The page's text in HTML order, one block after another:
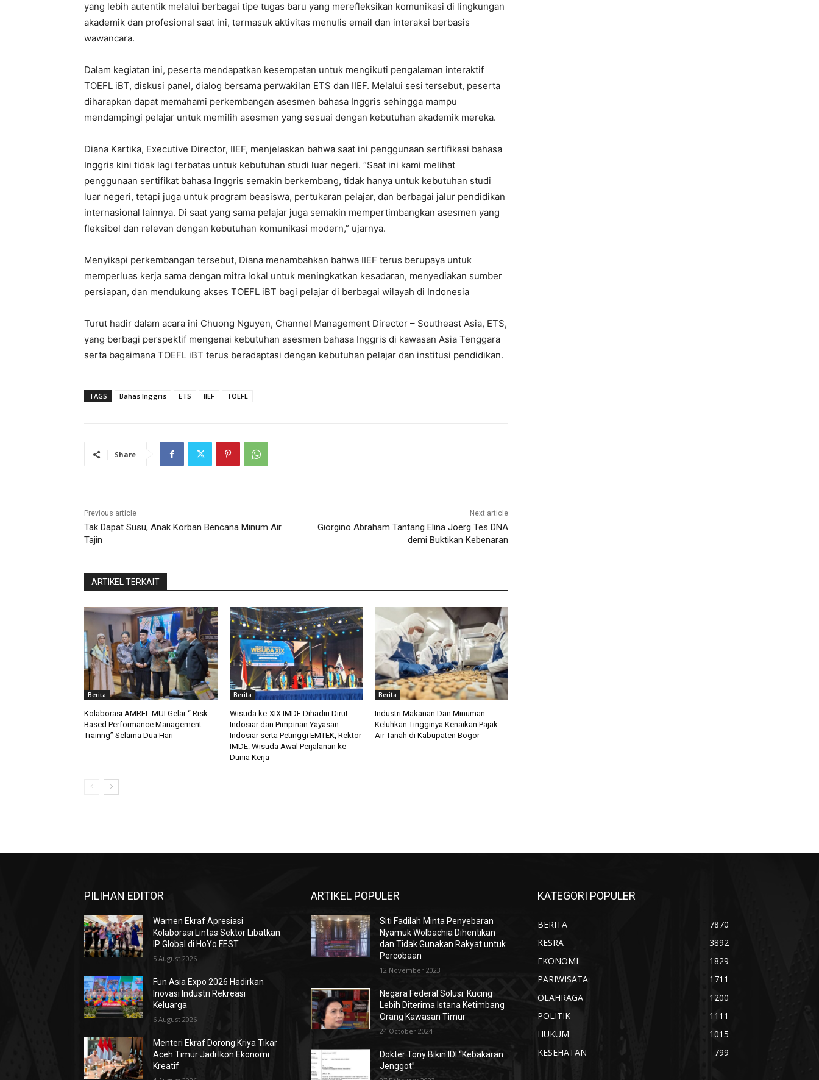
yang lebih autentik melalui berbagai tipe tugas baru yang merefleksikan komunikasi di lingkungan
akademik dan profesional saat ini, termasuk aktivitas menulis email dan interaksi berbasis
wawancara.
Dalam kegiatan ini, peserta mendapatkan kesempatan untuk mengikuti pengalaman interaktif
TOEFL iBT, diskusi panel, dialog bersama perwakilan ETS dan IIEF. Melalui sesi tersebut, peserta
diharapkan dapat memahami perkembangan asesmen bahasa Inggris sehingga mampu
mendampingi pelajar untuk memilih asesmen yang sesuai dengan kebutuhan akademik mereka.
Diana Kartika, Executive Director, IIEF, menjelaskan bahwa saat ini penggunaan sertifikasi bahasa
Inggris kini tidak lagi terbatas untuk kebutuhan studi luar negeri. “Saat ini kami melihat
penggunaan sertifikat bahasa Inggris semakin berkembang, tidak hanya untuk kebutuhan studi
luar negeri, tetapi juga untuk program beasiswa, pertukaran pelajar, dan berbagai jalur pendidikan
internasional lainnya. Di saat yang sama pelajar juga semakin mempertimbangkan asesmen yang
fleksibel dan relevan dengan kebutuhan komunikasi modern,” ujarnya.
Menyikapi perkembangan tersebut, Diana menambahkan bahwa IIEF terus berupaya untuk
memperluas kerja sama dengan mitra lokal untuk meningkatkan kesadaran, menyediakan sumber
persiapan, dan mendukung akses TOEFL iBT bagi pelajar di berbagai wilayah di Indonesia
Turut hadir dalam acara ini Chuong Nguyen, Channel Management Director – Southeast Asia, ETS,
yang berbagi perspektif mengenai kebutuhan asesmen bahasa Inggris di kawasan Asia Tenggara
serta bagaimana TOEFL iBT terus beradaptasi dengan kebutuhan pelajar dan institusi pendidikan.
TAGS Bahas Inggris ETS IIEF TOEFL
Share
Previous article
Tak Dapat Susu, Anak Korban Bencana Minum Air
Tajin
Next article
Giorgino Abraham Tantang Elina Joerg Tes DNA
demi Buktikan Kebenaran
ARTIKEL TERKAIT
Berita
Kolaborasi AMREI- MUI Gelar “ Risk-
Based Performance Management
Trainng” Selama Dua Hari
Berita
Wisuda ke-XIX IMDE Dihadiri Dirut
Indosiar dan Pimpinan Yayasan
Indosiar serta Petinggi EMTEK, Rektor
IMDE: Wisuda Awal Perjalanan ke
Dunia Kerja
Berita
Industri Makanan Dan Minuman
Keluhkan Tingginya Kenaikan Pajak
Air Tanah di Kabupaten Bogor
PILIHAN EDITOR
Wamen Ekraf Apresiasi
Kolaborasi Lintas Sektor Libatkan
IP Global di HoYo FEST
5 August 2026
Fun Asia Expo 2026 Hadirkan
Inovasi Industri Rekreasi
Keluarga
6 August 2026
Menteri Ekraf Dorong Kriya Tikar
Aceh Timur Jadi Ikon Ekonomi
Kreatif
ARTIKEL POPULER
Siti Fadilah Minta Penyebaran
Nyamuk Wolbachia Dihentikan
dan Tidak Gunakan Rakyat untuk
Percobaan
12 November 2023
Negara Federal Solusi: Kucing
Lebih Diterima Istana Ketimbang
Orang Kawasan Timur
24 October 2024
Dokter Tony Bikin IDI “Kebakaran
Jenggot”
KATEGORI POPULER
BERITA
7870
KESRA
3892
EKONOMI
1829
PARIWISATA
1711
OLAHRAGA
1200
POLITIK
1111
HUKUM
1015
KESEHATAN
799